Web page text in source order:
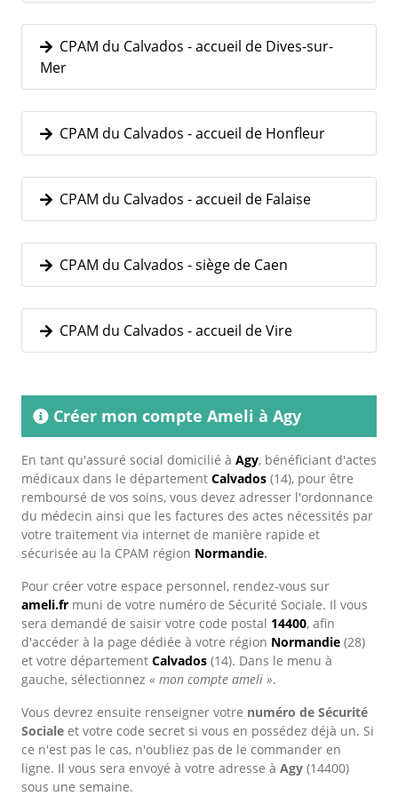
CPAM du Calvados - accueil de Dives-sur-
Mer
CPAM du Calvados - accueil de Honfleur
CPAM du Calvados - accueil de Falaise
CPAM du Calvados - siège de Caen
CPAM du Calvados - accueil de Vire
Créer mon compte Ameli à Agy
En tant qu'assuré social domicilié à Agy, bénéficiant d'actes
médicaux dans le département Calvados (14), pour être
remboursé de vos soins, vous devez adresser l'ordonnance
du médecin ainsi que les factures des actes nécessités par
votre traitement via internet de manière rapide et
sécurisée au la CPAM région Normandie.
Pour créer votre espace personnel, rendez-vous sur
ameli.fr muni de votre numéro de Sécurité Sociale. Il vous
sera demandé de saisir votre code postal 14400, afin
d'accéder à la page dédiée à votre région Normandie (28)
et votre département Calvados (14). Dans le menu à
gauche, sélectionnez « mon compte ameli ».
Vous devrez ensuite renseigner votre numéro de Sécurité
Sociale et votre code secret si vous en possédez déjà un. Si
ce n'est pas le cas, n'oubliez pas de le commander en
ligne. Il vous sera envoyé à votre adresse à Agy (14400)
sous une semaine.